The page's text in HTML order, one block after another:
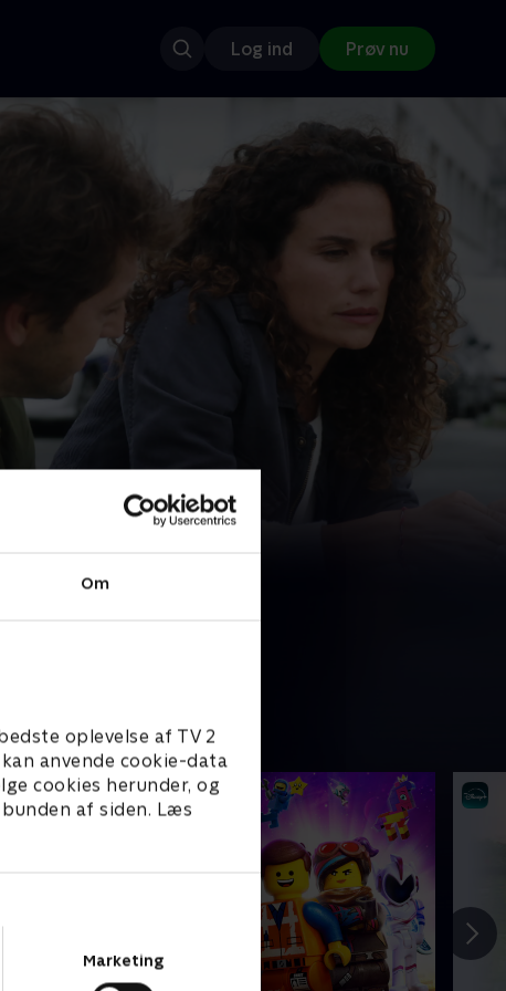
Om
oplevelse af TV 2
anvende cookie-data
cookies herunder, og
af siden. Læs
Marketing
Log ind Prøv nu